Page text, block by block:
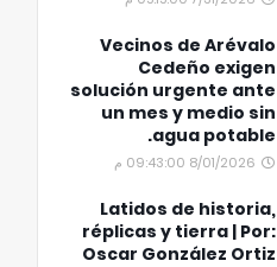
Vecinos de Arévalo
Cedeño exigen
solución urgente ante
un mes y medio sin
agua potable.
8/01/2026 09:43:00 م
Latidos de historia,
réplicas y tierra | Por:
Oscar González Ortiz